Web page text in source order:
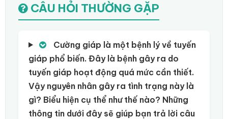
CÂU HỎI THƯỜNG GẶP
Cường giáp là một bệnh lý về tuyến
giáp phổ biến. Đây là bệnh gây ra do
tuyến giáp hoạt động quá mức cần thiết.
Vậy nguyên nhân gây ra tình trạng này là
gì? Biểu hiện cụ thể như thế nào? Những
thông tin dưới đây sẽ giúp bạn trả lời câu